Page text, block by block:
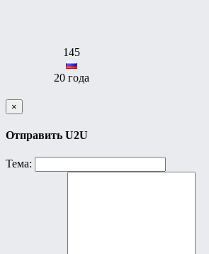
145
20 года
×
Отправить U2U
Тема: